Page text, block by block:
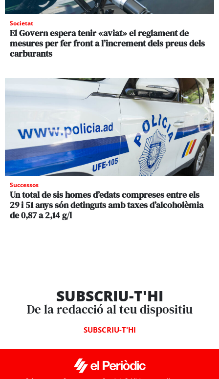
Societat
El Govern espera tenir «aviat» el reglament de
mesures per fer front a l’increment dels preus dels
carburants
Successos
Un total de sis homes d’edats compreses entre els
29 i 51 anys són detinguts amb taxes d’alcoholèmia
de 0,87 a 2,14 g/l
SUBSCRIU-T'HI
De la redacció al teu dispositiu
SUBSCRIU-T'HI